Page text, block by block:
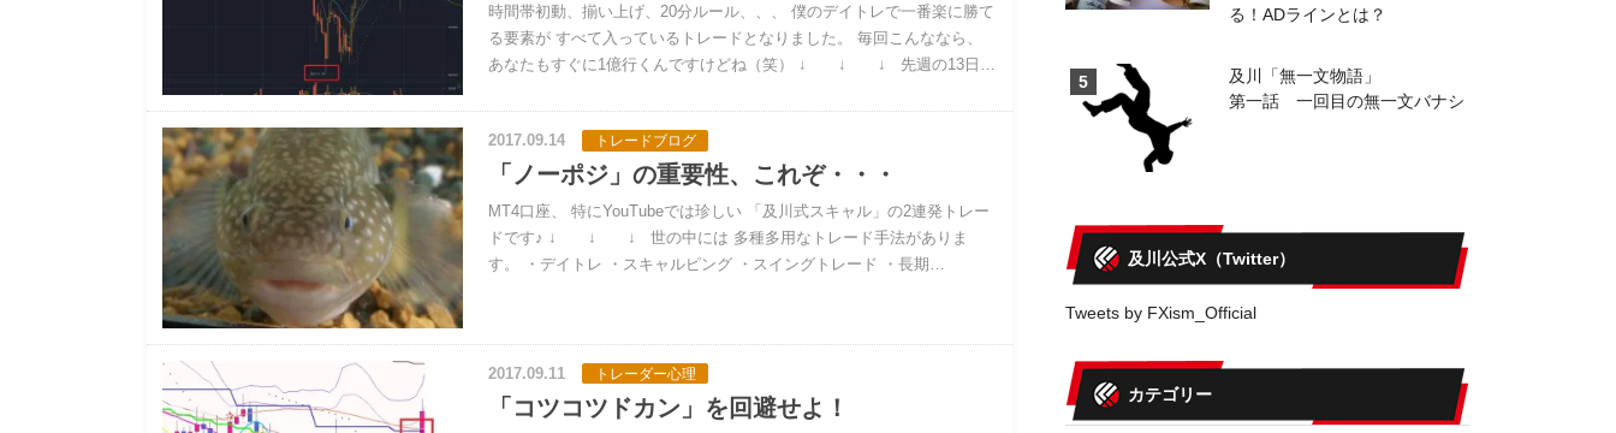
時間帯初動、揃い上げ、20分ルール、、、 僕のデイトレで一番楽に勝て
る要素が すべて入っているトレードとなりました。 毎回こんななら、
あなたもすぐに1億行くんですけどね（笑） ↓ ↓ ↓ 先週の13日…
2017.09.14 トレードブログ
「ノーポジ」の重要性、これぞ・・・
MT4口座、 特にYouTubeでは珍しい 「及川式スキャル」の2連発トレー
ドです♪ ↓ ↓ ↓ 世の中には 多種多用なトレード手法がありま
す。 ・デイトレ ・スキャルピング ・スイングトレード ・長期…
2017.09.11 トレーダー心理
「コツコツドカン」を回避せよ！
る！ADラインとは？
5
及川「無一文物語」
第一話 一回目の無一文バナシ
及川公式X（Twitter）
Tweets by FXism_Official
カテゴリー